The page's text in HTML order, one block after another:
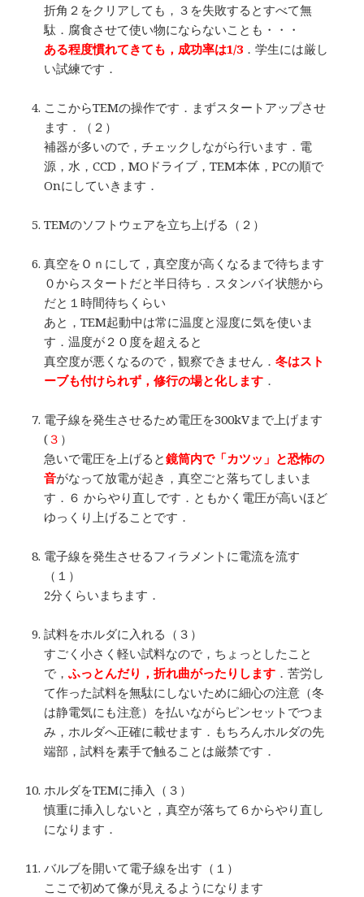
折角２をクリアしても，３を失敗するとすべて無
駄．腐食させて使い物にならないことも・・・
ある程度慣れてきても，成功率は1/3 ．学生には厳し
い試練です．
ここからTEMの操作です．まずスタートアップさせ
ます．（２）
補器が多いので，チェックしながら行います．電
源，水，CCD，MOドライブ，TEM本体，PCの順で
Onにしていきます．
TEMのソフトウェアを立ち上げる（２）
真空をＯｎにして，真空度が高くなるまで待ちます
０からスタートだと半日待ち．スタンバイ状態から
だと１時間待ちくらい
あと，TEM起動中は常に温度と湿度に気を使いま
す．温度が２０度を超えると
真空度が悪くなるので，観察できません．冬はスト
ーブも付けられず，修行の場と化します ．
電子線を発生させるため電圧を300kVまで上げます
(３ ）
急いで電圧を上げると鏡筒内で「カツッ」と恐怖の
音がなって放電が起き，真空ごと落ちてしまいま
す．６ からやり直しです．ともかく電圧が高いほど
ゆっくり上げることです．
電子線を発生させるフィラメントに電流を流す
（１）
2分くらいまちます．
試料をホルダに入れる（３）
すごく小さく軽い試料なので，ちょっとしたこと
で，ふっとんだり，折れ曲がったりします ．苦労し
て作った試料を無駄にしないために細心の注意（冬
は静電気にも注意）を払いながらピンセットでつま
み，ホルダへ正確に載せます．もちろんホルダの先
端部，試料を素手で触ることは厳禁です．
ホルダをTEMに挿入（３）
慎重に挿入しないと，真空が落ちて６からやり直し
になります．
バルブを開いて電子線を出す（１）
ここで初めて像が見えるようになります